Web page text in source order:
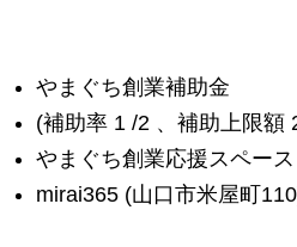
やまぐち創業補助金
(補助率 1 /2 、補助上限額
やまぐち創業応援スペース
mirai365 (山口市米屋町